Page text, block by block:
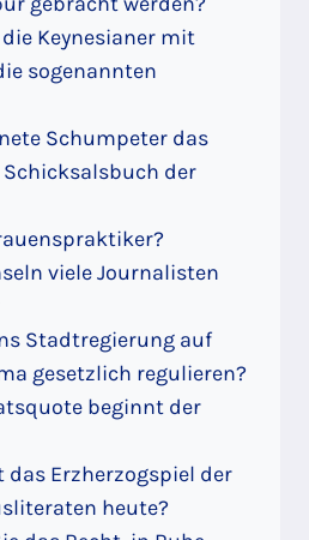
Keynesianer mit
sogenannten
Schumpeter das
der
viele Journalisten
Stadtregierung auf
gesetzlich regulieren?
beginnt der
Erzherzogspiel der
heute?